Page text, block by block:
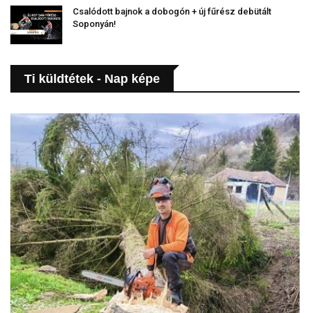
Csalódott bajnok a dobogón + új fűrész debütált
Soponyán!
Ti küldtétek - Nap képe